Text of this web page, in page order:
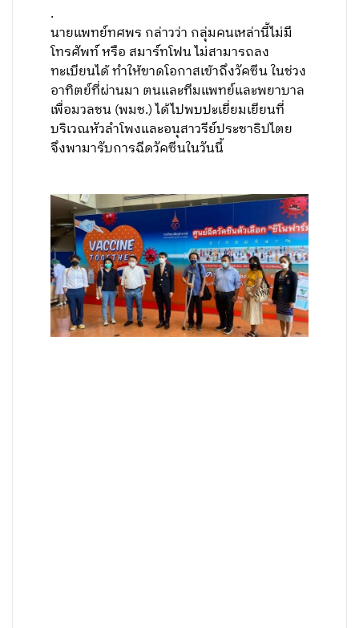
.
นายแพทย์ทศพร กล่าวว่า กลุ่มคนเหล่านี้ไม่มี
โทรศัพท์ หรือ สมาร์ทโฟน ไม่สามารถลง
ทะเบียนได้ ทำให้ขาดโอกาสเข้าถึงวัคซีน ในช่วง
อาทิตย์ที่ผ่านมา ตนและทีมแพทย์และพยาบาล
เพื่อมวลชน (พมช.) ได้ไปพบปะเยี่ยมเยียนที่
บริเวณหัวลำโพงและอนุสาวรีย์ประชาธิปไตย
จึงพามารับการฉีดวัคซีนในวันนี้